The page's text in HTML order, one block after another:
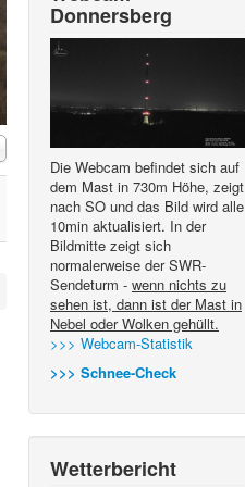
Donnersberg
Die Webcam befindet sich auf
dem Mast in 730m Höhe, zeigt
nach SO und das Bild wird alle
10min aktualisiert. In der
Bildmitte zeigt sich
normalerweise der SWR-
Sendeturm - wenn nichts zu
sehen ist, dann ist der Mast in
Nebel oder Wolken gehüllt.
>>> Webcam-Statistik
>>> Schnee-Check
Wetterbericht